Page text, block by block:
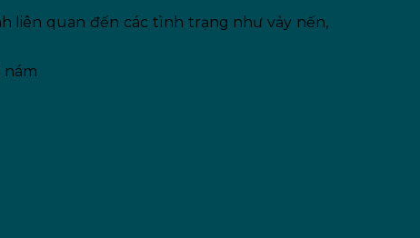
liên quan đến các tình trạng như vảy nến,